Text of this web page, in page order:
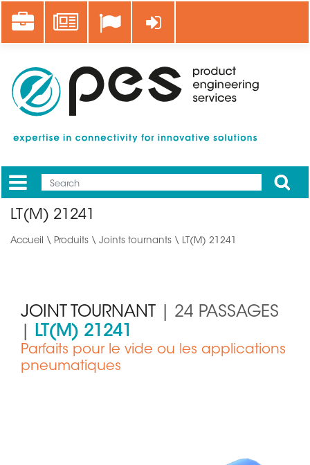
au
contenu
Career News Se connecter
Mobile
Main
Apply
LT(M) 21241
Accueil \ Produits \ Joints tournants \ LT(M) 21241
JOINT TOURNANT
| 24 PASSAGES
LT(M) 21241
Parfaits pour le vide ou les applications
pneumatiques